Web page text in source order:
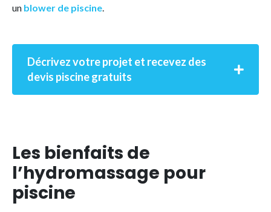
un blower de piscine.
Décrivez votre projet et recevez des
devis piscine gratuits
Les bienfaits de
l’hydromassage pour
piscine